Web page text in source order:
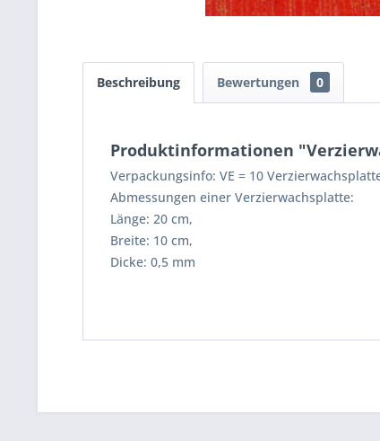
Beschreibung Bewertungen 0
Produktinformationen
Verpackungsinfo: VE = 10
Abmessungen einer Verzierwachsplatte:
Länge: 20 cm,
Breite: 10 cm,
Dicke: 0,5 mm